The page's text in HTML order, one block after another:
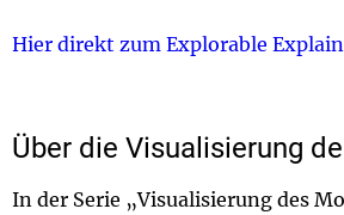
Hier direkt zum Explorable
Über die Visualisierung
In der Serie „Visualisierung des